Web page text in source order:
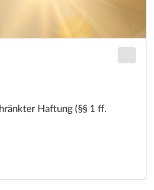
Haftung (§§ 1 ff.